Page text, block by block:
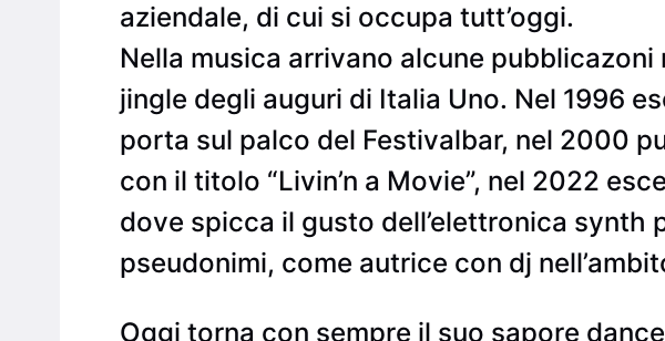
aziendale, di cui si occupa tutt’oggi.
Nella musica arrivano alcune pubblicazoni
jingle degli auguri di Italia Uno. Nel 1996
porta sul palco del Festivalbar, nel 2000
con il titolo “Livin’n a Movie”, nel 2022
dove spicca il gusto dell’elettronica synth
pseudonimi, come autrice con dj
Oggi torna con sempre il suo sapore